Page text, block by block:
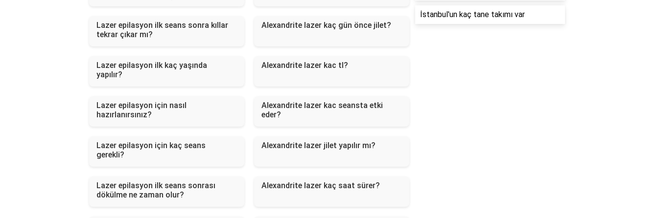
Lazer epilasyon ilk seans sonra kıllar
tekrar çıkar mı?
Alexandrite lazer kaç gün önce jilet?
Lazer epilasyon ilk kaç yaşında
yapılır?
Alexandrite lazer kac tl?
Lazer epilasyon için nasıl
hazırlanırsınız?
Alexandrite lazer kac seansta etki
eder?
Lazer epilasyon için kaç seans
gerekli?
Alexandrite lazer jilet yapılır mı?
Lazer epilasyon ilk seans sonrası
dökülme ne zaman olur?
Alexandrite lazer kaç saat sürer?
İstanbul'un kaç tane takımı var